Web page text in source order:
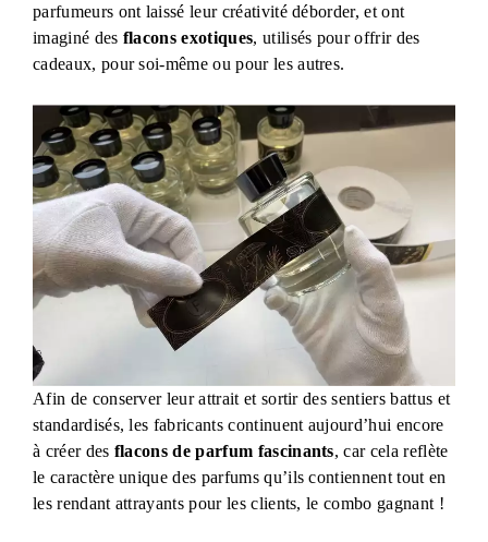
parfumeurs ont laissé leur créativité déborder, et ont
imaginé des flacons exotiques, utilisés pour offrir des
cadeaux, pour soi-même ou pour les autres.
Afin de conserver leur attrait et sortir des sentiers battus et
standardisés, les fabricants continuent aujourd’hui encore
à créer des flacons de parfum fascinants, car cela reflète
le caractère unique des parfums qu’ils contiennent tout en
les rendant attrayants pour les clients, le combo gagnant !